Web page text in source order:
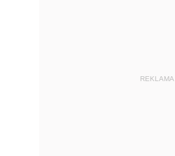
REKLAMA